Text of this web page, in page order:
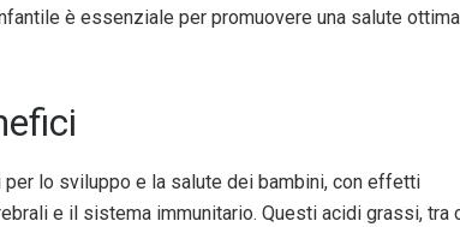
è essenziale per promuovere una salute
lo sviluppo e la salute dei bambini, con effetti
e il sistema immunitario. Questi acidi grassi, tra